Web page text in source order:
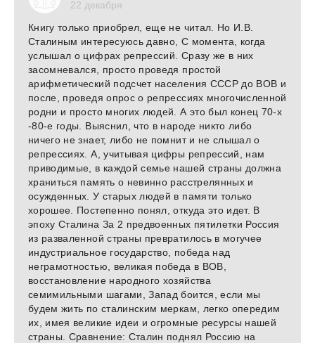
22 декабря
Книгу только приобрел, еще не читал. Но И.В.
Сталиным интересуюсь давно, С момента, когда
услышал о цифрах репрессий. Сразу же в них
засомневался, просто проведя простой
арифметический подсчет населения СССР до ВОВ и
после, проведя опрос о репрессиях многочисленной
родни и просто многих людей. А это был конец 70-х
-80-е годы. Выяснил, что в народе никто либо
ничего не знает, либо не помнит и не слышал о
репрессиях. А, учитывая цифры репрессий, нам
приводимые, в каждой семье нашей страны должна
храниться память о невинно расстрелянных и
осужденных. У старых людей в памяти только
хорошее. Постепенно понял, откуда это идет. В
эпоху Сталина За 2 предвоенных пятилетки Россия
из разваленной страны превратилось в могучее
индустриальное государство, победа над
неграмотностью, великая победа в ВОВ,
восстановление народного хозяйства
семимильными шагами, Запад боится, если мы
будем жить по сталинским меркам, легко опередим
их, имея великие идеи и огромные ресурсы нашей
страны. Сравнение: Сталин поднял Россию на